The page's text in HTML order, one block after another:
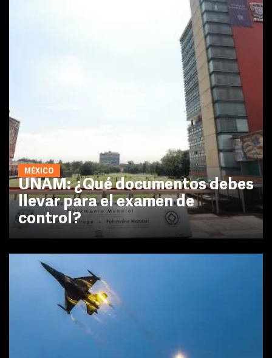
MÉXICO
UNAM: ¿Qué documentos debes
llevar para el examen de
control?